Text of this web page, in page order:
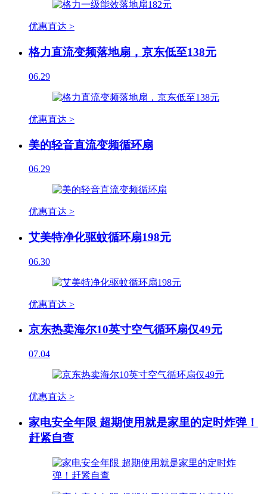
优惠直达 >
格力直流变频落地扇，京东低至138元
06.29
优惠直达 >
美的轻音直流变频循环扇
06.29
优惠直达 >
艾美特净化驱蚊循环扇198元
06.30
优惠直达 >
京东热卖海尔10英寸空气循环扇仅49元
07.04
优惠直达 >
家电安全年限 超期使用就是家里的定时炸弹！
赶紧自查